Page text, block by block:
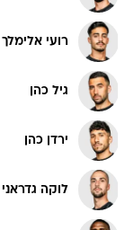
רועי אלימלך
גיל כהן
ירדן כהן
לוקה גדראני